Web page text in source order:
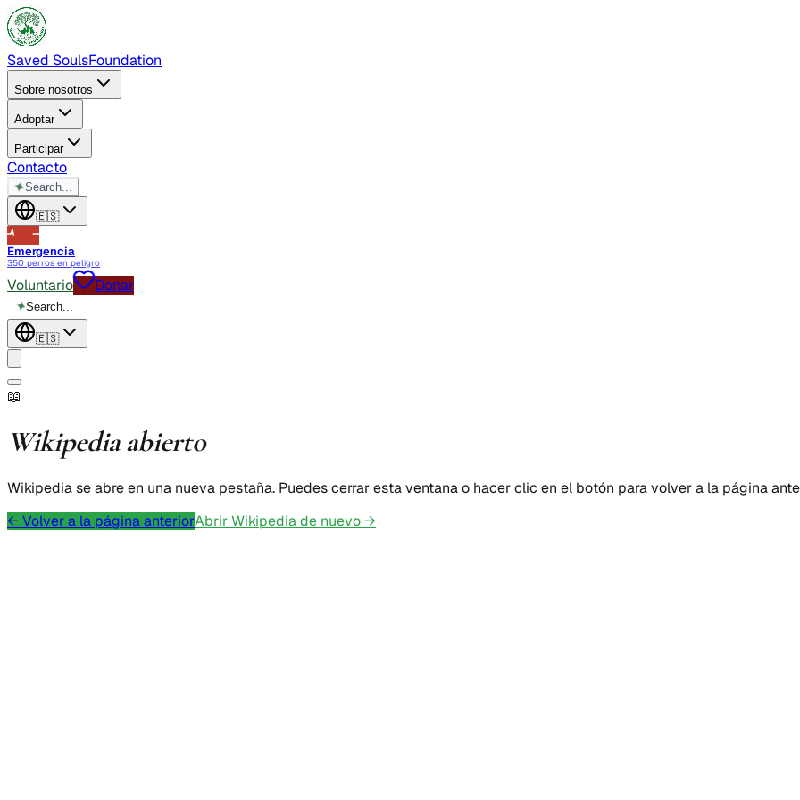
Saved SoulsFoundation
Sobre nosotros
Adoptar
Participar
Contacto
✦Search...
🇪🇸
Emergencia
350 perros en peligro
Voluntario Donar
✦Search...
🇪🇸
📖
Wikipedia abierto
Wikipedia se abre en una nueva pestaña. Puedes cerrar esta ventana o hacer clic en el botón para volver a la página
← Volver a la página anteriorAbrir Wikipedia de nuevo→